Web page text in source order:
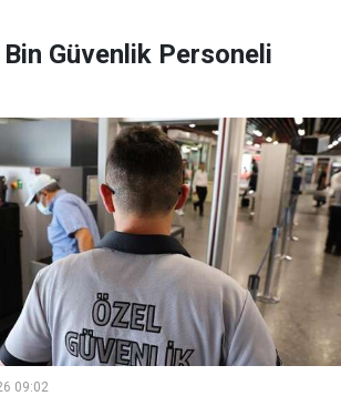
Güvenlik Personeli
09:02